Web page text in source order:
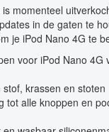
momenteel
in de gaten te
je iPod Nano 4G te
voor iPod Nano 4G
krassen en stoten
tot alle knoppen en